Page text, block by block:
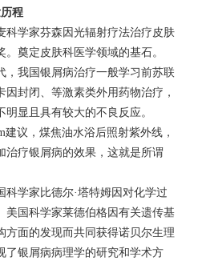
程
家芬森因光辐射疗法治疗皮肤
奠定皮肤科医学领域的基石。
国银屑病治疗一般学习前苏联
因封闭、等激素类外用药物治疗，
显且具有较大的不良反应。
，煤焦油水浴后照射紫外线，
治疗银屑病的效果，这就是所谓
家比德尔·塔特姆因对化学过
美国科学家莱德伯格因有关遗传基
方面的发现而共同获得诺贝尔生理
了银屑病病理学的研究和学术方